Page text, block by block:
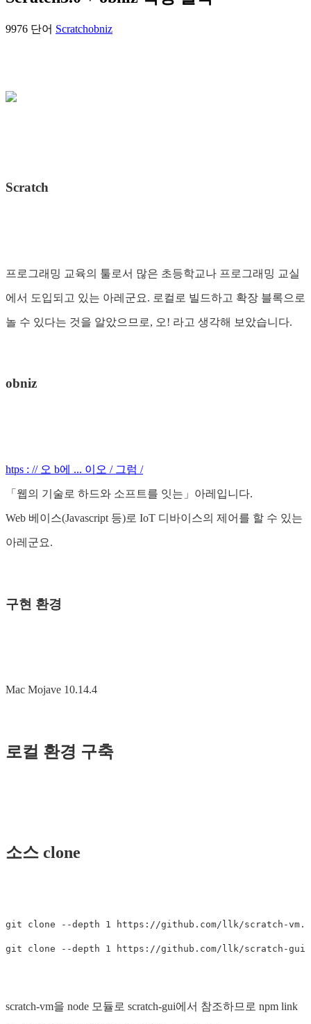
9976 단어 Scratchobniz
Scratch
프로그래밍 교육의 툴로서 많은 초등학교나 프로그래밍 교실
에서 도입되고 있는 아레군요. 로컬로 빌드하고 확장 블록으로
놀 수 있다는 것을 알았으므로, 오! 라고 생각해 보았습니다.
obniz
htps : // 오 b에 ... 이오 / 그럼 /
「웹의 기술로 하드와 소프트를 잇는」아레입니다.
Web 베이스(Javascript 등)로 IoT 디바이스의 제어를 할 수 있는
아레군요.
구현 환경
Mac Mojave 10.14.4
로컬 환경 구축
소스 clone
git clone --depth 1 https://github.com/llk/scratch-
scratch-vm을 node 모듈로 scratch-gui에서 참조하므로 npm link